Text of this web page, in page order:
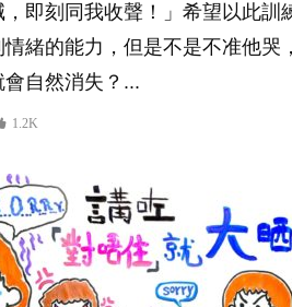
，即刻同我收聲！」希望以此訓
情緒的能力，但是不是不准他哭
會自然消失？...
1.2K